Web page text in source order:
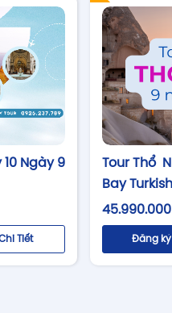
10 Ngày 9
Tiết
Tour Thổ
Bay
45.990.000
Đăng ký